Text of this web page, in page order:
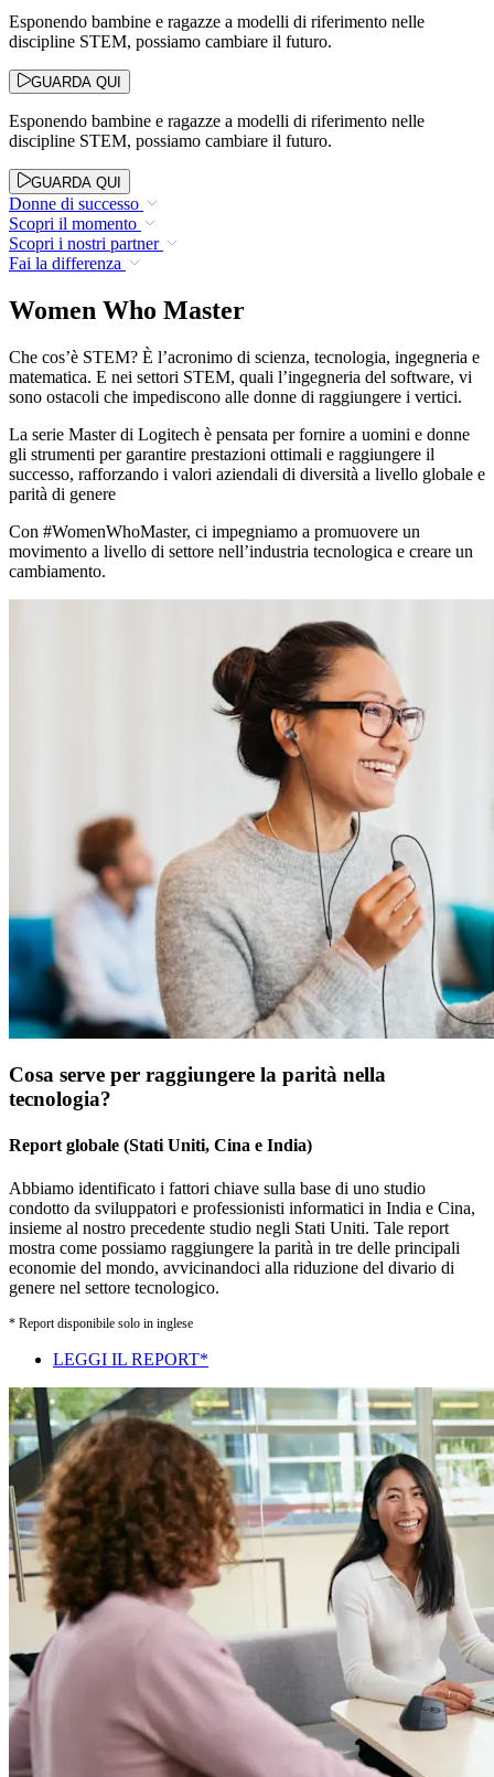
Esponendo bambine e ragazze a modelli di riferimento nelle
discipline STEM, possiamo cambiare il futuro.
GUARDA QUI
Esponendo bambine e ragazze a modelli di riferimento nelle
discipline STEM, possiamo cambiare il futuro.
GUARDA QUI
Donne di successo
Scopri il momento
Scopri i nostri partner
Fai la differenza
Women Who Master
Che cos’è STEM? È l’acronimo di scienza, tecnologia, ingegneria e
matematica. E nei settori STEM, quali l’ingegneria del software, vi
sono ostacoli che impediscono alle donne di raggiungere i vertici.
La serie Master di Logitech è pensata per fornire a uomini e donne
gli strumenti per garantire prestazioni ottimali e raggiungere il
successo, rafforzando i valori aziendali di diversità a livello globale e
parità di genere
Con #WomenWhoMaster, ci impegniamo a promuovere un
movimento a livello di settore nell’industria tecnologica e creare un
cambiamento.
Cosa serve per raggiungere la parità nella
tecnologia?
Report globale (Stati Uniti, Cina e India)
Abbiamo identificato i fattori chiave sulla base di uno studio
condotto da sviluppatori e professionisti informatici in India e Cina,
insieme al nostro precedente studio negli Stati Uniti. Tale report
mostra come possiamo raggiungere la parità in tre delle principali
economie del mondo, avvicinandoci alla riduzione del divario di
genere nel settore tecnologico.
* Report disponibile solo in inglese
LEGGI IL REPORT*